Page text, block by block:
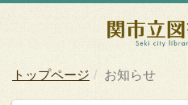
トップページ お知らせ